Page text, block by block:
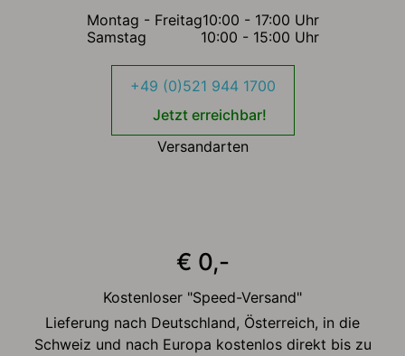
Montag - Freitag10:00 - 17:00 Uhr
Samstag
10:00 - 15:00 Uhr
+49 (0)521 944 1700
Jetzt erreichbar!
Versandarten
€ 0,-
Kostenloser "Speed-Versand"
Lieferung nach Deutschland, Österreich, in die
Schweiz und nach Europa kostenlos direkt bis zu